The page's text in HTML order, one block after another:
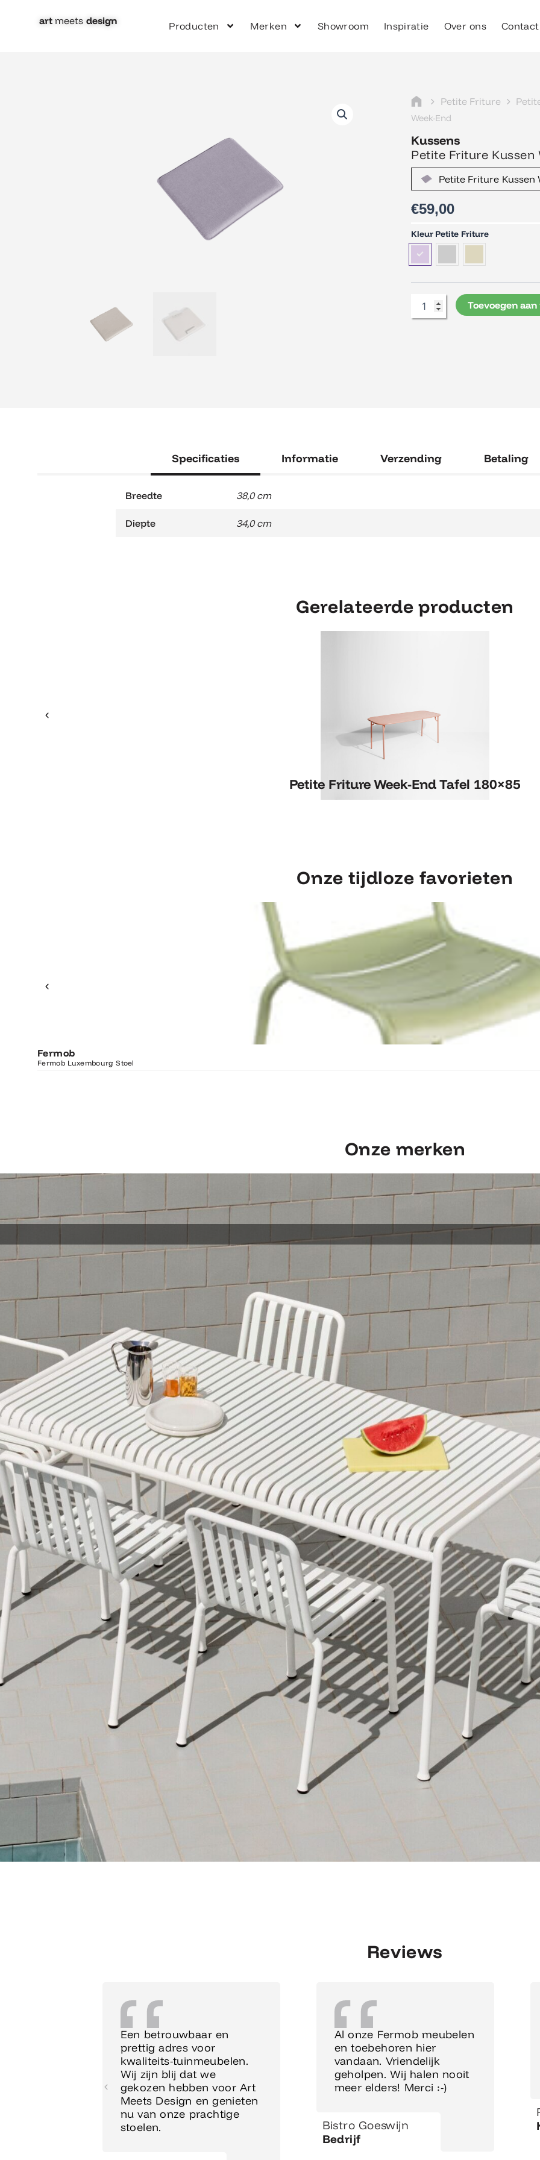
artmeets design​ Producten Merken Showroom Inspiratie Over ons Contact
Petite Friture
Week-End
Kussens
Petite Friture Kussen
Petite Friture Kussen
€59,00
Kleur Petite Friture
Petite
Friture
Kussen
Week-
End
Toevoegen
Specificaties Informatie Verzending Betaling
Breedte 38,0 cm
Diepte 34,0 cm
Gerelateerde producten
Petite Friture Week-End Tafel 180×85
Petite Friture Week-End Tafel 180×85
Onze tijdloze favorieten
Fermob
Fermob Luxembourg Stoel
Onze merken
Reviews
Een betrouwbaar en
prettig adres voor
kwaliteits-tuinmeubelen.
Wij zijn blij dat we
gekozen hebben voor Art
Meets Design en genieten
nu van onze prachtige
stoelen.
Al onze Fermob meubelen
en toebehoren hier
vandaan. Vriendelijk
geholpen. Wij halen nooit
meer elders! Merci :-)
Bistro Goeswijn
Bedrijf